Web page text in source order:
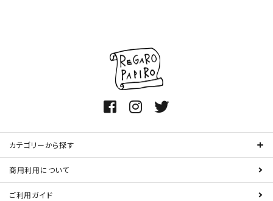
カテゴリーから探す
商用利用について
ご利用ガイド